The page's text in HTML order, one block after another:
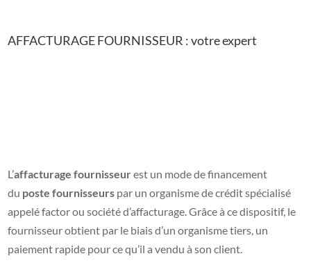
AFFACTURAGE FOURNISSEUR : votre expert
L’affacturage fournisseurest un mode de financement
du poste fournisseurs par un organisme de crédit spécialisé
appelé factor ou société d’affacturage. Grâce à ce dispositif, le
fournisseur obtient par le biais d’un organisme tiers, un
paiement rapide pour ce qu’il a vendu à son client.